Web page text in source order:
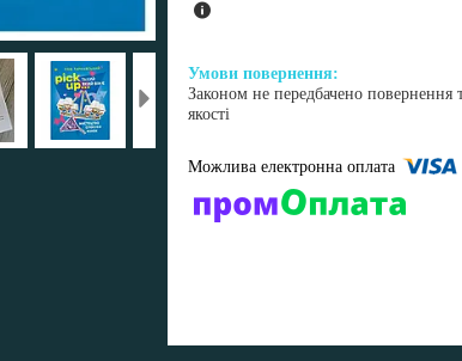
Законом не передбачено повернення
якості